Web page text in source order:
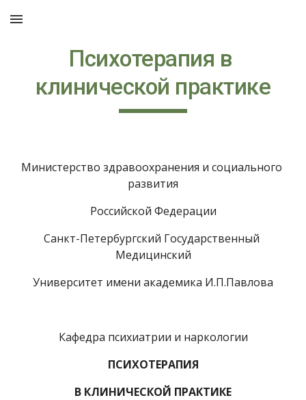
Skip to main content
Психотерапия в
клинической практике
Министерство здравоохранения и социального
развития
Российской Федерации
Санкт-Петербургский Государственный
Медицинский
Университет имени академика И.П.Павлова
Кафедра психиатрии и наркологии
ПСИХОТЕРАПИЯ
В КЛИНИЧЕСКОЙ ПРАКТИКЕ